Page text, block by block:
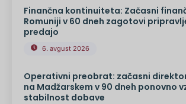
Finančna kontinuiteta: Začasni
Romuniji v 60 dneh zagotovi
predajo
6. avgust 2026
Operativni preobrat: začasni
na Madžarskem v 90 dneh ponovno
stabilnost dobave